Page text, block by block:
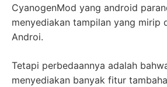
CyanogenMod yang android
menyediakan tampilan yang mirip
Androi.
Tetapi perbedaannya adalah
menyediakan banyak fitur